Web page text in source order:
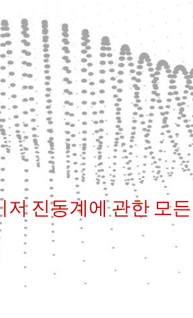
저 진동계에 관한 모